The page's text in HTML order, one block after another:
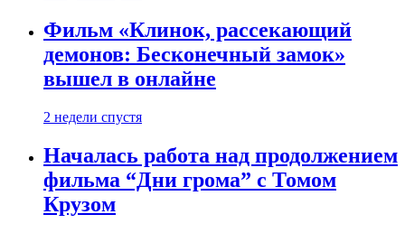
Фильм «Клинок, рассекающий
демонов: Бесконечный замок»
вышел в онлайне
2 недели спустя
Началась работа над продолжением
фильма “Дни грома” с Томом
Крузом